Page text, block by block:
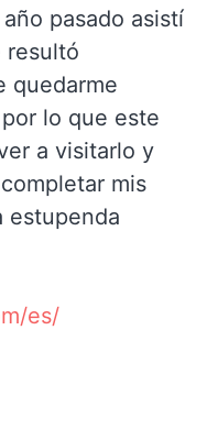
pasado asistí
resultó
quedarme
lo que este
a visitarlo y
mis
estupenda
es/